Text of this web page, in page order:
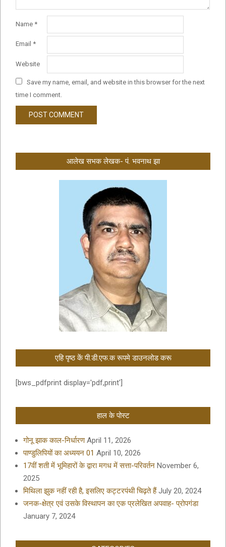
Name *
Email *
Website
Save my name, email, and website in this browser for the next
time I comment.
आलेख सभक लेखक- पं. भवनाथ झा
एहि पृष्ठ कें पी.डी.एफ.क रूपमे डाउनलोड करू
[bws_pdfprint display='pdf,print']
हाल के पोस्ट
गोनू झाक काल-निर्धारण April 11, 2026
पाण्डुलिपियों का अध्ययन 01 April 10, 2026
17वीं शती में भूमिहारों के द्वारा मगध में सत्ता-परिवर्तन November 6,
2025
मिथिला झुक नहीं रही है, इसलिए कट्टरपंथी चिढ़ते हैं July 20, 2024
जनक-क्षेत्र एवं उसके विस्थापन का एक प्रलेखित अपवाह- प्रोपगंडा
January 7, 2024